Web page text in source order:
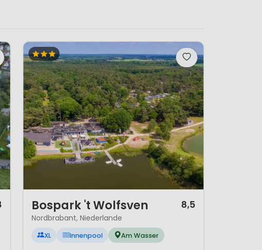
Bospark 't Wolfsven 8,5
Nordbrabant, Niederlande
XL Innenpool Am Wasser